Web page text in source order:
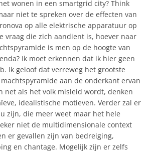
wonen in een smartgrid city? Think
niet te spreken over de effecten van
op alle elektrische apparatuur op
vraag die zich aandient is, hoever naar
is men op de hoogte van
Ik moet erkennen dat ik hier geen
Ik geloof dat verreweg het grootste
aan de onderkant ervan
net als het volk misleid wordt, denken
idealistische motieven. Verder zal er
zijn, die meer weet maar het hele
niet de multidimensionale context
er gevallen zijn van bedreiging,
en chantage. Mogelijk zijn er zelfs